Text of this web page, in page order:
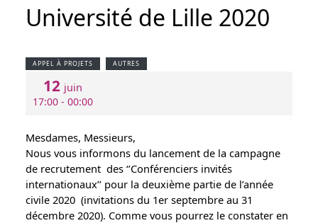
Université de Lille 2020
APPEL À PROJETS AUTRES
12 juin
17:00 - 00:00
Mesdames, Messieurs,
Nous vous informons du lancement de la campagne
de recrutement des ‘’Conférenciers invités
internationaux’’ pour la deuxième partie de l’année
civile 2020 (invitations du 1er septembre au 31
décembre 2020). Comme vous pourrez le constater en